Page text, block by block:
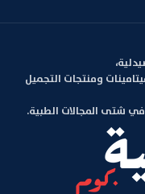
ومنتجات التجميل
في شتى المجالات الطبية.